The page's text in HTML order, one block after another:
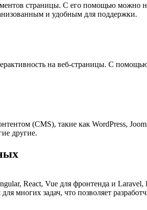
страницы. С его помощью можно
и удобным для поддержки.
на веб-страницы. С
(CMS), такие как WordPress,
другие.
React, Vue для фронтенда и
задач, что позволяет